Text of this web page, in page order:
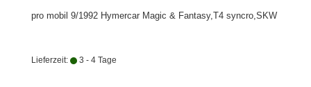
pro mobil 9/1992 Hymercar Magic & Fantasy,T4 syncro,SKW
Lieferzeit: 3 - 4 Tage